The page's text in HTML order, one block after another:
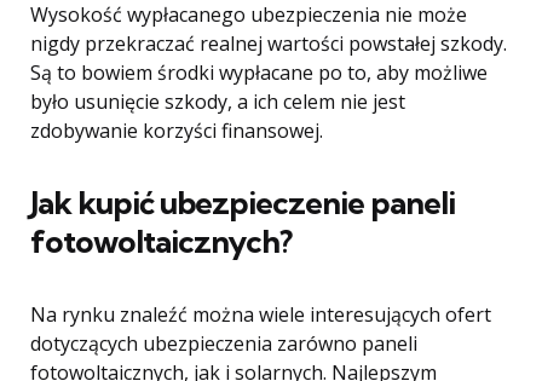
Wysokość wypłacanego ubezpieczenia nie może
nigdy przekraczać realnej wartości powstałej szkody.
Są to bowiem środki wypłacane po to, aby możliwe
było usunięcie szkody, a ich celem nie jest
zdobywanie korzyści finansowej.
Jak kupić ubezpieczenie paneli
fotowoltaicznych?
Na rynku znaleźć można wiele interesujących ofert
dotyczących ubezpieczenia zarówno paneli
fotowoltaicznych, jak i solarnych. Najlepszym